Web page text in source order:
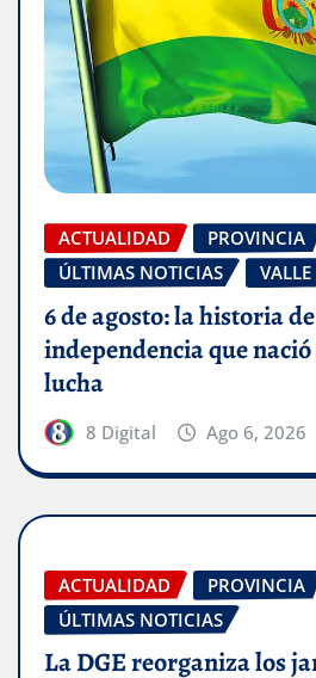
ACTUALIDAD PROVINCIA
ÚLTIMAS NOTICIAS
6 de agosto: la historia
independencia que nació
lucha
8 Digital Ago 6, 2026
ACTUALIDAD
PROVINCIA
ÚLTIMAS NOTICIAS
La DGE reorganiza los